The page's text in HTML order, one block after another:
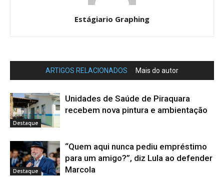
Estágiario Graphing
ARTIGOS RELACIONADOS Mais do autor
Destaque
Unidades de Saúde de Piraquara
recebem nova pintura e ambientação
Destaque
“Quem aqui nunca pediu empréstimo
para um amigo?”, diz Lula ao defender
Marcola